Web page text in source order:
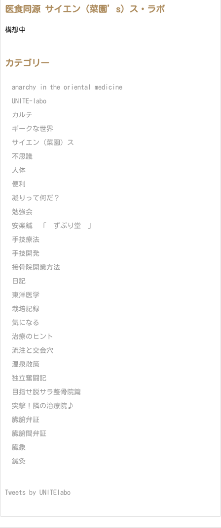
医食同源 サイエン（菜園’s）ス・ラボ
構想中
カテゴリー
anarchy in the oriental medicine
UNITE-labo
カルテ
ギークな世界
サイエン（菜園）ス
不思議
人体
便利
凝りって何だ？
勉強会
安楽鍼 「 ずぶり堂 」
手技療法
手技開発
接骨院開業方法
日記
東洋医学
栽培記録
気になる
治療のヒント
流注と交会穴
温泉散策
独立奮闘記
目指せ脱サラ整骨院篇
突撃！隣の治療院♪
臓腑弁証
臓腑間弁証
臓象
鍼灸
Tweets by UNITElabo